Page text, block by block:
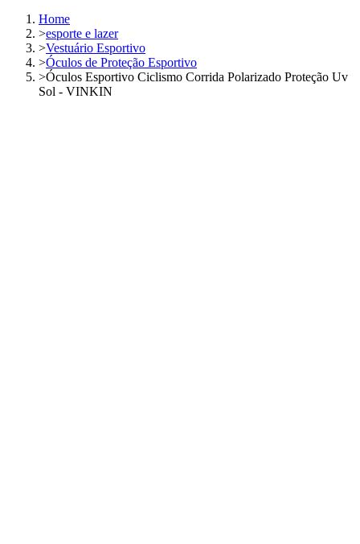
Home
>esporte e lazer
>Vestuário Esportivo
>Óculos de Proteção Esportivo
>Óculos Esportivo Ciclismo Corrida Polarizado Proteção Uv
Sol - VINKIN